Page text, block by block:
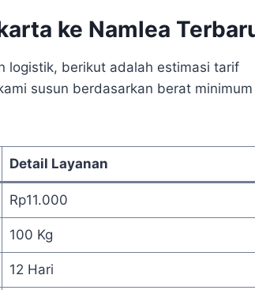
ke Namlea
logistik, berikut adalah estimasi tarif
susun berdasarkan berat
Detail Layanan
Rp11.000
100 Kg
12 Hari